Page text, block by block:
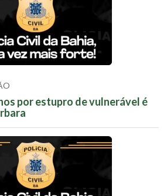
por estupro de vulnerável é